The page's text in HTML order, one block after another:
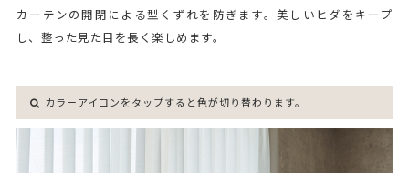
カーテンの開閉による型くずれを防ぎます。美しいヒダをキープ
し、整った見た目を長く楽しめます。
カラーアイコンをタップすると色が切り替わります。